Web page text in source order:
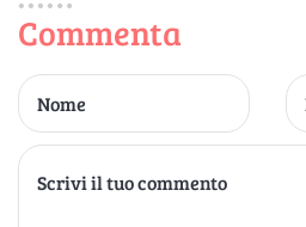
Commenta